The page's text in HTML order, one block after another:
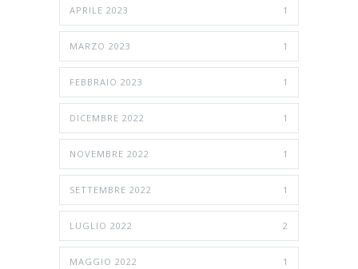
APRILE 2023 1
MARZO 2023 1
FEBBRAIO 2023 1
DICEMBRE 2022 1
NOVEMBRE 2022 1
SETTEMBRE 2022 1
LUGLIO 2022 2
MAGGIO 2022 1